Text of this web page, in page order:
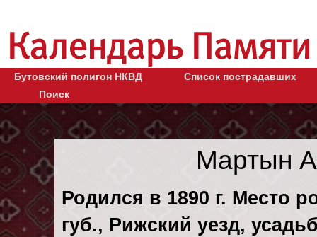
Бутовский полигон НКВД
Список пострадавших
Поиск
Мартын
Родился в 1890 г. Место
губ., Рижский уезд,